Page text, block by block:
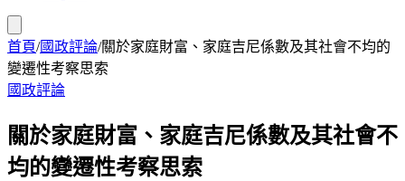
首頁/國政評論/關於家庭財富、家庭吉尼係數及其社會不均的
變遷性考察思索
國政評論
關於家庭財富、家庭吉尼係數及其社會不
均的變遷性考察思索